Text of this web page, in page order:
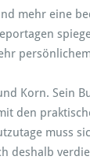
mehr eine
Korn. Sein
den
muss
deshalb